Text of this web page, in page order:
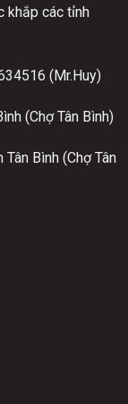
khắp các tỉnh
(Mr.Huy)
(Chợ Tân Bình)
Bình (Chợ Tân